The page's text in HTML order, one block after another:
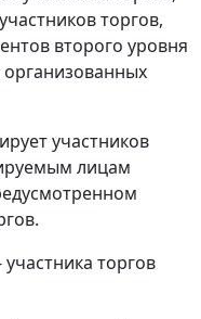
торгов,
второго уровня
участников
лицам
торгов